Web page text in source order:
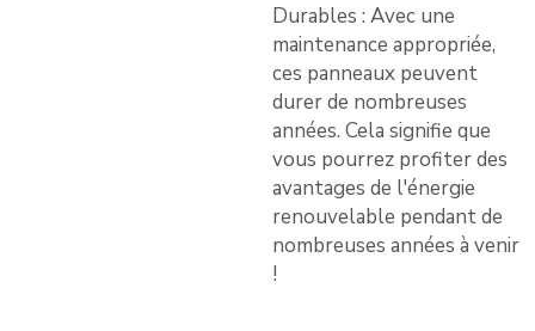
Durables : Avec une
maintenance appropriée,
ces panneaux peuvent
durer de nombreuses
années. Cela signifie que
vous pourrez profiter des
avantages de l'énergie
renouvelable pendant de
nombreuses années à venir
!